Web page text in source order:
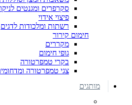
סקרפרים ומגנטים
פיצוי אידוי
רשתות ומלכודות לדגים
חימום קירור
מקררים
גופי חימום
בקרי טמפרטורה
צגי טמפרטורה
מותגים